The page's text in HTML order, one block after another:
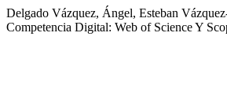
Delgado Vázquez, Ángel, Esteban
Competencia Digital: Web of Science Y